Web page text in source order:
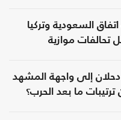
السعودية وتركيا
تحالفات موازية
دحلان إلى واجهة المشهد
ما بعد الحرب؟